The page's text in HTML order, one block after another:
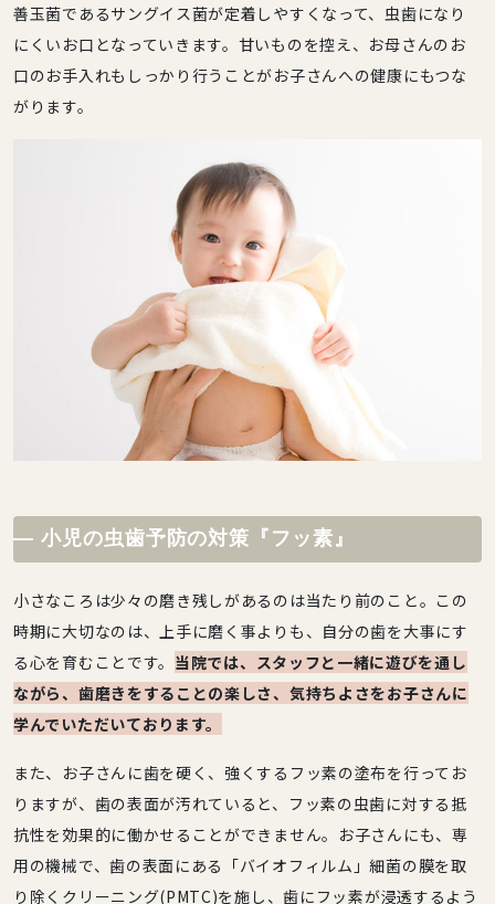
善玉菌であるサングイス菌が定着しやすくなって、虫歯になり
にくいお口となっていきます。甘いものを控え、お母さんのお
口のお手入れもしっかり行うことがお子さんへの健康にもつな
がります。
小児の虫歯予防の対策『フッ素』
小さなころは少々の磨き残しがあるのは当たり前のこと。この
時期に大切なのは、上手に磨く事よりも、自分の歯を大事にす
る心を育むことです。 当院では、スタッフと一緒に遊びを通し
ながら、歯磨きをすることの楽しさ、気持ちよさをお子さんに
学んでいただいております。
また、お子さんに歯を硬く、強くするフッ素の塗布を行ってお
りますが、歯の表面が汚れていると、フッ素の虫歯に対する抵
抗性を効果的に働かせることができません。お子さんにも、専
用の機械で、歯の表面にある「バイオフィルム」細菌の膜を取
り除くクリーニング(PMTC)を施し、歯にフッ素が浸透するよう